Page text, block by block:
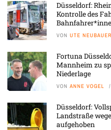
Düsseldorf:
Kontrolle des
VON UTE NEUBAUER
Fortuna
Mannheim zu
Niederlage
VON ANNE VOGEL
Düsseldorf:
Landstraße
aufgehoben